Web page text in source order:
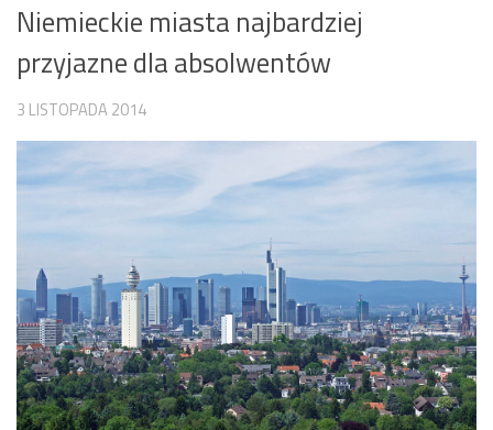
Niemieckie miasta najbardziej
przyjazne dla absolwentów
3 LISTOPADA 2014